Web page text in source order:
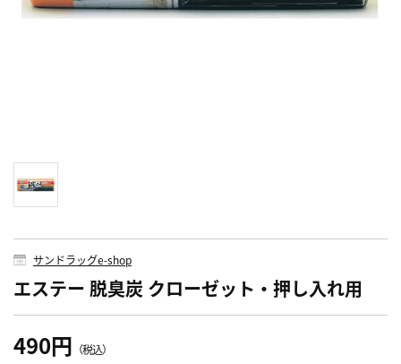
サンドラッグe-shop
エステー 脱臭炭 クローゼット・押し入れ用
490円 （税込）